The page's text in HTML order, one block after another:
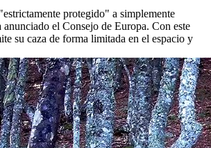
protegido" a simplemente
el Consejo de Europa. Con este
su caza de forma limitada en el espacio y